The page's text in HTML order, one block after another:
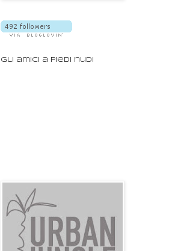
Gli amici a piedi nudi